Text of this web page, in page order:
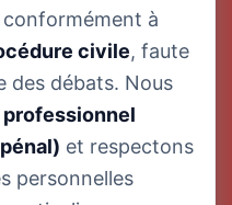
conformément à
civile, faute
des débats. Nous
et respectons
personnelles